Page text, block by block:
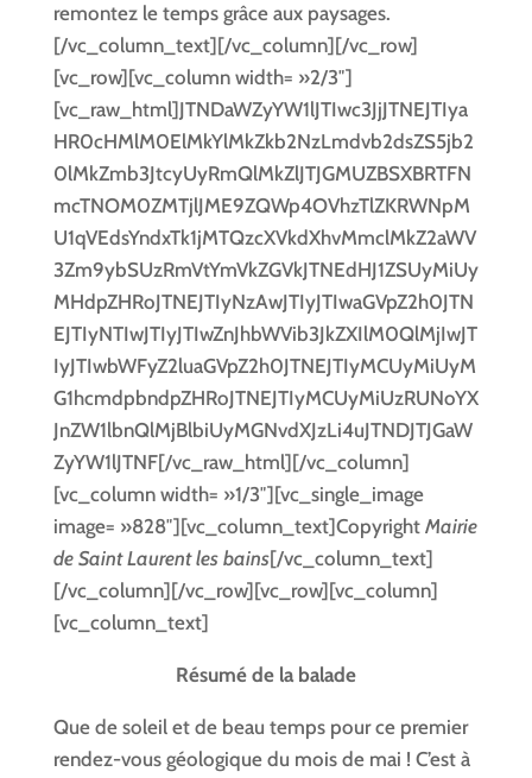
remontez le temps grâce aux paysages.
[/vc_column_text][/vc_column][/vc_row]
[vc_row][vc_column width= »2/3″]
[vc_raw_html]JTNDaWZyYW1lJTIwc3JjJTNEJTIya
HR0cHMlM0ElMkYlMkZkb2NzLmdvb2dsZS5jb2
0lMkZmb3JtcyUyRmQlMkZlJTJGMUZBSXBRTFN
mcTNOM0ZMTjlJME9ZQWp4OVhzTlZKRWNpM
U1qVEdsYndxTk1jMTQzcXVkdXhvMmclMkZ2aWV
3Zm9ybSUzRmVtYmVkZGVkJTNEdHJ1ZSUyMiUy
MHdpZHRoJTNEJTIyNzAwJTIyJTIwaGVpZ2h0JTN
EJTIyNTIwJTIyJTIwZnJhbWVib3JkZXIlM0QlMjIwJT
IyJTIwbWFyZ2luaGVpZ2h0JTNEJTIyMCUyMiUyM
G1hcmdpbndpZHRoJTNEJTIyMCUyMiUzRUNoYX
JnZW1lbnQlMjBlbiUyMGNvdXJzLi4uJTNDJTJGaW
ZyYW1lJTNF[/vc_raw_html][/vc_column]
[vc_column width= »1/3″][vc_single_image
image= »828″][vc_column_text]Copyright Mairie
de Saint Laurent les bains[/vc_column_text]
[/vc_column][/vc_row][vc_row][vc_column]
[vc_column_text]
Résumé de la balade
Que de soleil et de beau temps pour ce premier
rendez-vous géologique du mois de mai ! C’est à